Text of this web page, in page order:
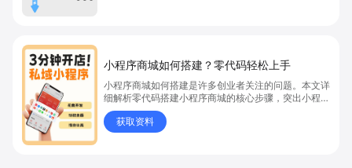
小程序商城如何搭建？零代码轻松上手
小程序商城如何搭建是许多创业者关注的问题。本文详
细解析零代码搭建小程序商城的核心步骤，突出小程序
商城、商城搭建与零代码开店优势，帮助你轻松实现商
品上架、全渠道销售及高效会员运营，快速开启线上卖
货新模式。点击获取详细操作指南！
获取资料